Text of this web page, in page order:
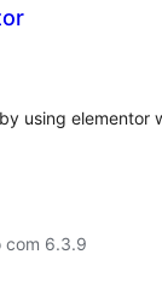
using elementor
com 6.3.9